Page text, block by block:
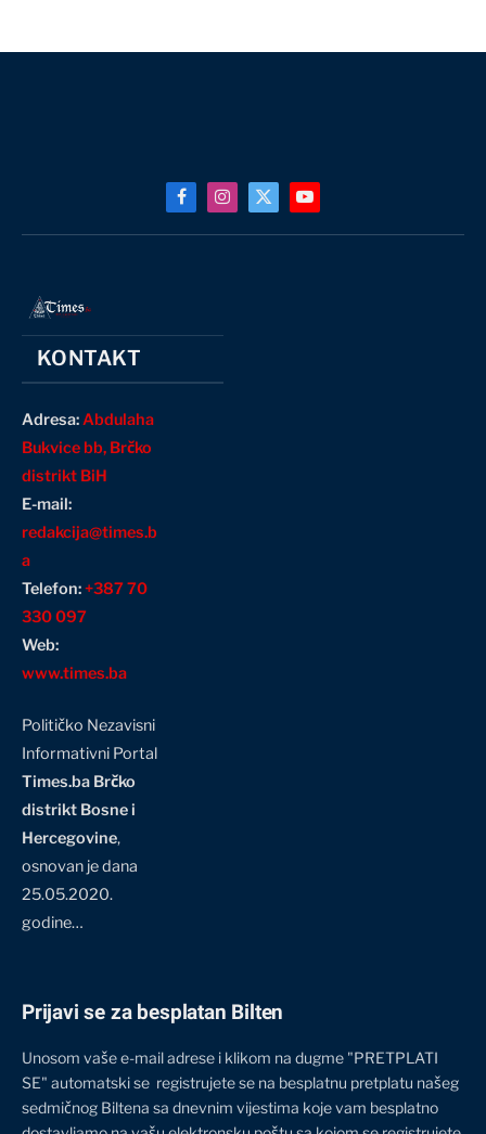
FacebookInstagram
X
YouTube
KONTAKT
Adresa:Abdulaha
Bukvice bb, Brčko
distrikt BiH
E-mail:
redakcija@times.b
a
Telefon:+387 70
330 097
Web:
www.times.ba
Političko Nezavisni
Informativni Portal
Times.ba Brčko
distrikt Bosne i
Hercegovine,
osnovan je dana
25.05.2020.
godine…
Prijavi se za besplatan Bilten
Unosom vaše e-mail adrese i klikom na dugme "PRETPLATI
SE" automatski se registrujete se na besplatnu pretplatu našeg
sedmičnog Biltena sa dnevnim vijestima koje vam besplatno